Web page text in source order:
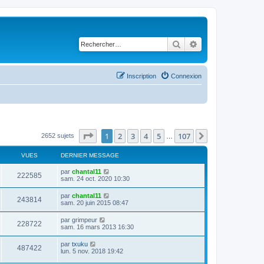
Rechercher
Connexion
Inscription
2652 sujets Page sur107
1 2 3 4 5 107
VUES DERNIER MESSAGE
222585
u
D
e
i
e
r
m
e
s
s
a
g
e
par chantal11
sam. 24 oct. 2020 10:30
243814V
u
D
e
i
e
r
m
e
par chantal11
sam. 20 juin 2015 08:47
228722
u
D
e
i
e
r
par grimpeur
sam. 16 mars 2013 16:30
487422
D
e
par txuku
lun. 5 nov. 2018 19:42